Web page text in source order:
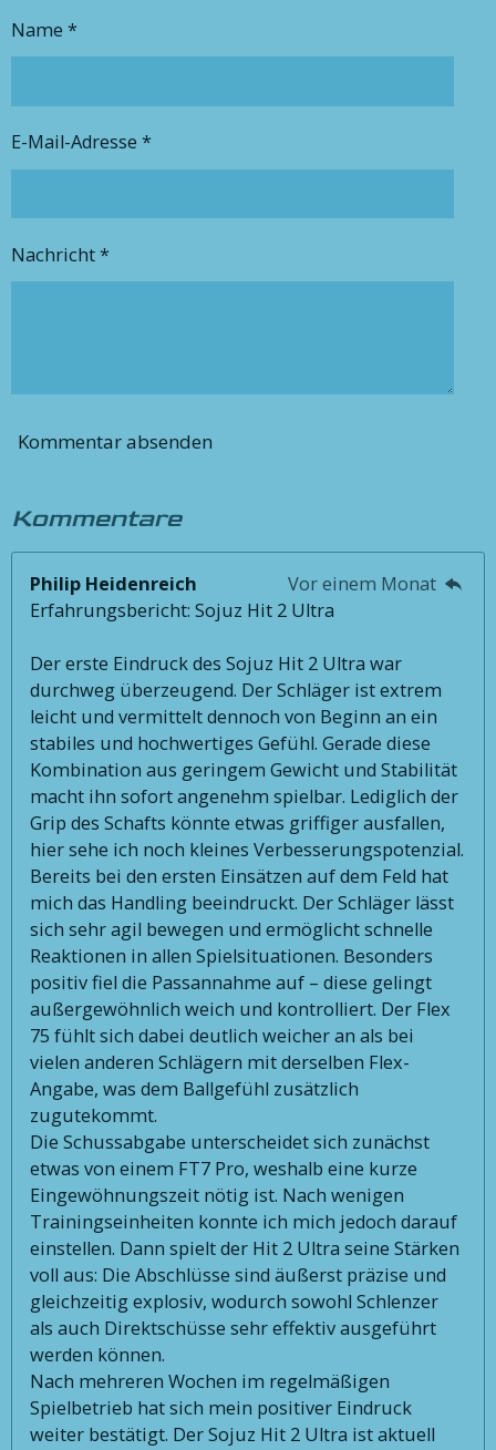
Name *
E-Mail-Adresse *
Nachricht *
Kommentar absenden
Kommentare
Philip Heidenreich
Vor einem Monat
Erfahrungsbericht: Sojuz Hit 2 Ultra
Der erste Eindruck des Sojuz Hit 2 Ultra war
durchweg überzeugend. Der Schläger ist extrem
leicht und vermittelt dennoch von Beginn an ein
stabiles und hochwertiges Gefühl. Gerade diese
Kombination aus geringem Gewicht und Stabilität
macht ihn sofort angenehm spielbar. Lediglich der
Grip des Schafts könnte etwas griffiger ausfallen,
hier sehe ich noch kleines Verbesserungspotenzial.
Bereits bei den ersten Einsätzen auf dem Feld hat
mich das Handling beeindruckt. Der Schläger lässt
sich sehr agil bewegen und ermöglicht schnelle
Reaktionen in allen Spielsituationen. Besonders
positiv fiel die Passannahme auf – diese gelingt
außergewöhnlich weich und kontrolliert. Der Flex
75 fühlt sich dabei deutlich weicher an als bei
vielen anderen Schlägern mit derselben Flex-
Angabe, was dem Ballgefühl zusätzlich
zugutekommt.
Die Schussabgabe unterscheidet sich zunächst
etwas von einem FT7 Pro, weshalb eine kurze
Eingewöhnungszeit nötig ist. Nach wenigen
Trainingseinheiten konnte ich mich jedoch darauf
einstellen. Dann spielt der Hit 2 Ultra seine Stärken
voll aus: Die Abschlüsse sind äußerst präzise und
gleichzeitig explosiv, wodurch sowohl Schlenzer
als auch Direktschüsse sehr effektiv ausgeführt
werden können.
Nach mehreren Wochen im regelmäßigen
Spielbetrieb hat sich mein positiver Eindruck
weiter bestätigt. Der Sojuz Hit 2 Ultra ist aktuell